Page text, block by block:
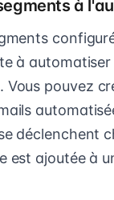
à
à
Vous pouvez
déclenchent
est ajoutée à